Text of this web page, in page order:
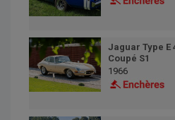
Jaguar Type E
Coupé S1
1966